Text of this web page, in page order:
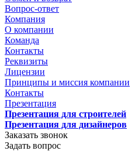
Вопрос-ответ
Компания
О компании
Команда
Контакты
Реквизиты
Лицензии
Принципы и миссия компании
Контакты
Презентация
Презентация для строителей
Презентация для дизайнеров
Заказать звонок
Задать вопрос